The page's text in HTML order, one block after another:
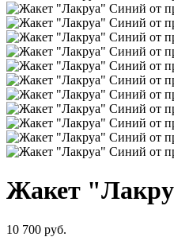
Жакет
10 700 руб.